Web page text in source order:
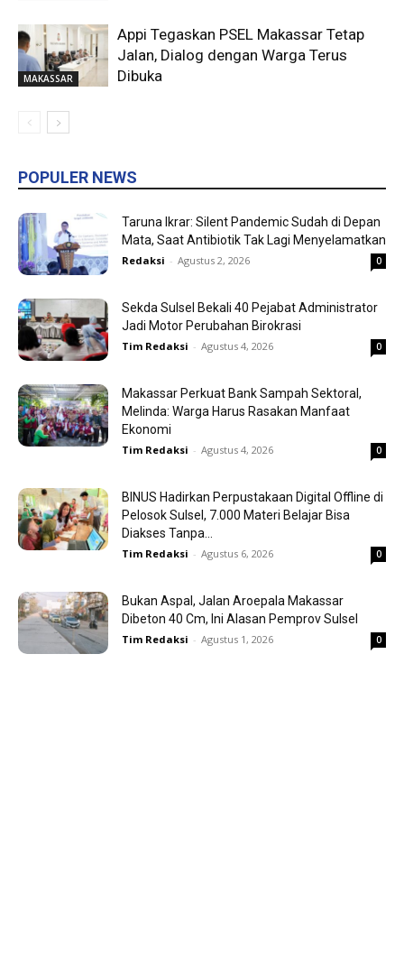
MAKASSAR
Appi Tegaskan PSEL Makassar Tetap
Jalan, Dialog dengan Warga Terus
Dibuka
POPULER NEWS
Taruna Ikrar: Silent Pandemic Sudah di Depan
Mata, Saat Antibiotik Tak Lagi Menyelamatkan
Redaksi - Agustus 2, 2026 0
Sekda Sulsel Bekali 40 Pejabat Administrator
Jadi Motor Perubahan Birokrasi
Tim Redaksi - Agustus 4, 2026 0
Makassar Perkuat Bank Sampah Sektoral,
Melinda: Warga Harus Rasakan Manfaat
Ekonomi
Tim Redaksi - Agustus 4, 2026 0
BINUS Hadirkan Perpustakaan Digital Offline di
Pelosok Sulsel, 7.000 Materi Belajar Bisa
Diakses Tanpa...
Tim Redaksi - Agustus 6, 2026 0
Bukan Aspal, Jalan Aroepala Makassar
Dibeton 40 Cm, Ini Alasan Pemprov Sulsel
Tim Redaksi - Agustus 1, 2026 0